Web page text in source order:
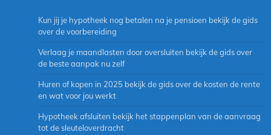
Kun jij je hypotheek nog betalen na je pensioen bekijk de gids
over de voorbereiding
Verlaag je maandlasten door oversluiten bekijk de gids over
de beste aanpak nu zelf
Huren of kopen in 2025 bekijk de gids over de kosten de rente
en wat voor jou werkt
Hypotheek afsluiten bekijk het stappenplan van de aanvraag
tot de sleuteloverdracht